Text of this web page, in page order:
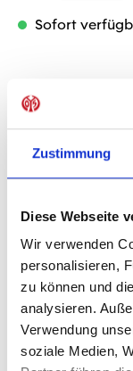
Zustimmung
Diese Webseite
Wir verwenden
personalisieren,
zu können und
analysieren.
Verwendung
soziale Medien,
Sofort
Produktdetails